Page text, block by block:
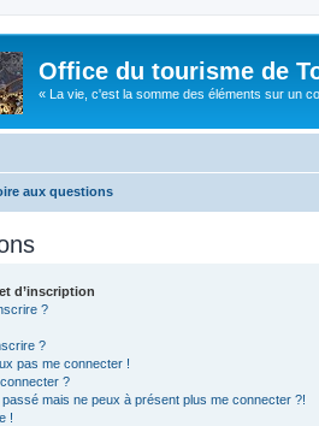
Office du tourisme de
« La vie, c'est la somme des éléments sur un
aux questions
d’inscription
?
?
pas me connecter !
?
passé mais ne peux à présent plus me connecter ?!
!